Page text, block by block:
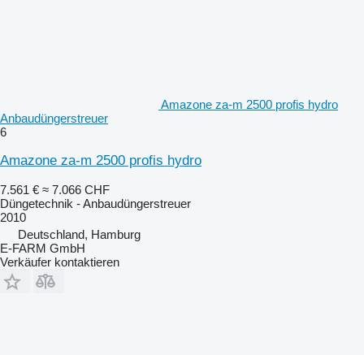
Amazone za-m 2500 profis hydro
Anbaudüngerstreuer
6
Amazone za-m 2500 profis hydro
7.561 € ≈ 7.066 CHF
Düngetechnik - Anbaudüngerstreuer
2010
Deutschland, Hamburg
E-FARM GmbH
Verkäufer kontaktieren